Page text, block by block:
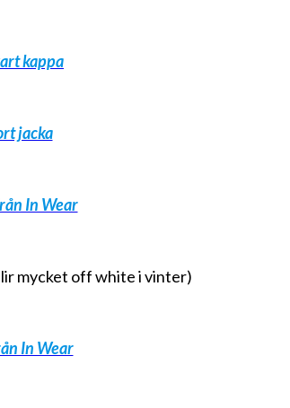
kappa
jacka
In Wear
mycket off white i vinter)
In Wear